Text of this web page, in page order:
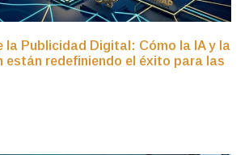
la Publicidad Digital: Cómo la IA y la
están redefiniendo el éxito para las